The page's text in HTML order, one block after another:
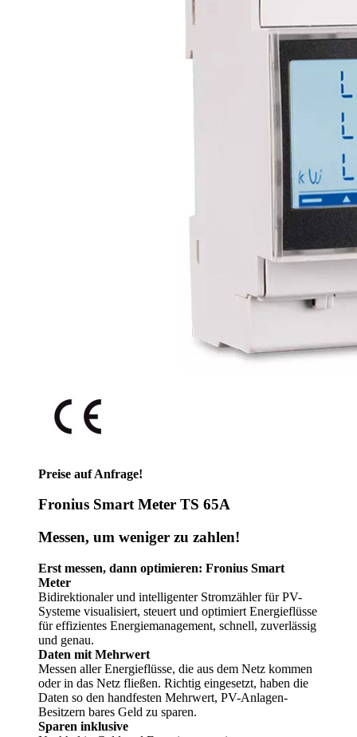
Preise auf Anfrage!
Fronius Smart Meter TS 65A
Messen, um weniger zu zahlen!
Erst messen, dann optimieren: Fronius Smart
Meter
Bidirektionaler und intelligenter Stromzähler für PV-
Systeme visualisiert, steuert und optimiert Energieflüsse
für effizientes Energiemanagement, schnell, zuverlässig
und genau.
Daten mit Mehrwert
Messen aller Energieflüsse, die aus dem Netz kommen
oder in das Netz fließen. Richtig eingesetzt, haben die
Daten so den handfesten Mehrwert, PV-Anlagen-
Besitzern bares Geld zu sparen.
Sparen inklusive